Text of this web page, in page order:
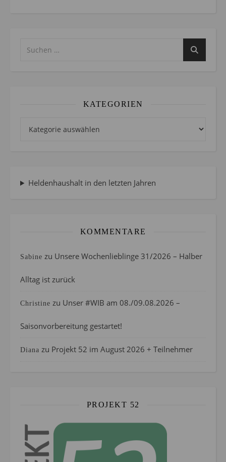
KATEGORIEN
Heldenhaushalt in den letzten Jahren
KOMMENTARE
Sabine zu Unsere Wochenlieblinge 31/2026 – Halber
Alltag ist zurück
Christine zu Unser #WIB am 08./09.08.2026 –
Saisonvorbereitung gestartet!
Diana zu Projekt 52 im August 2026 + Teilnehmer
PROJEKT 52